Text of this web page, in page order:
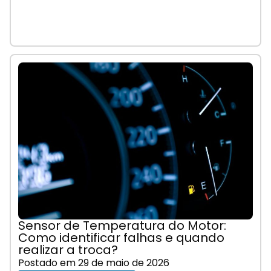
Sensor de Temperatura do Motor:
Como identificar falhas e quando
realizar a troca?
Postado em29 de maio de 2026